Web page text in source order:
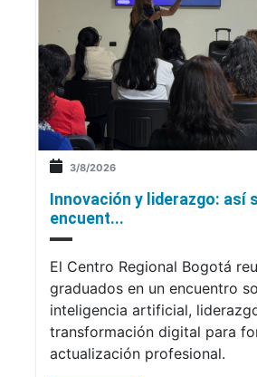
3/8/2026
Innovación y liderazgo: así
encuent...
El Centro Regional Bogotá
graduados en un encuentro
inteligencia artificial,
transformación digital para
actualización profesional.